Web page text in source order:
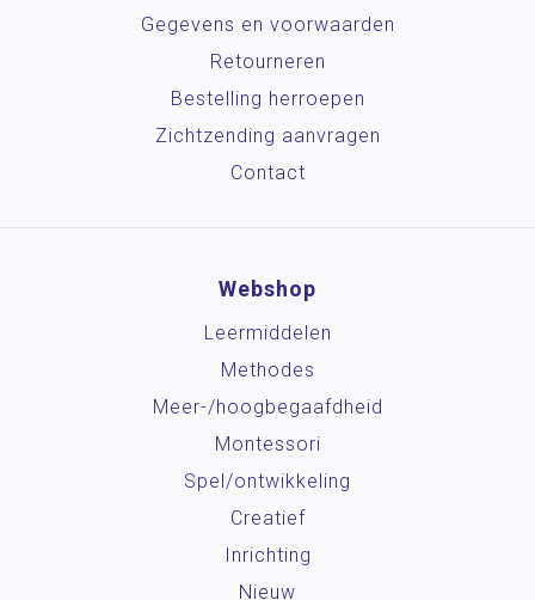
Gegevens en voorwaarden
Retourneren
Bestelling herroepen
Zichtzending aanvragen
Contact
Webshop
Leermiddelen
Methodes
Meer-/hoog­begaafdheid
Montessori
Spel/ontwikkeling
Creatief
Inrichting
Nieuw